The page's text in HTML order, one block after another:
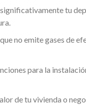
tu
no emite gases de
para la
de tu vivienda o